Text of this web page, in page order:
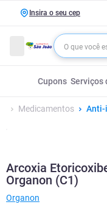
Insira o seu cep
Cupons Serviços
Medicamentos Anti-
Arcoxia
Organon (C1)
Organon